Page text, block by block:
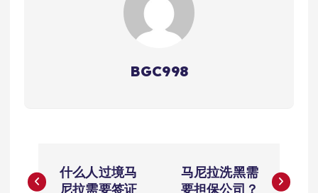
BGC998
什么人过境马
尼拉需要签证
马尼拉洗黑需
要担保公司？